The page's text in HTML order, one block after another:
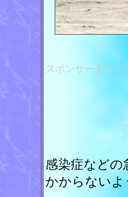
スポンサードリン
感染症などの
かからない